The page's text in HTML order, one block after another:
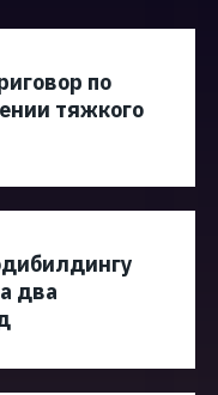
по
тяжкого
два